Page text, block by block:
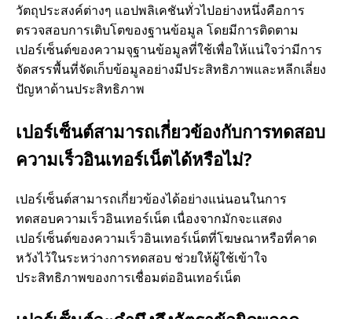
วัตถุประสงค์ต่างๆ แอปพลิเคชันทั่วไปอย่างหนึ่งคือการ
ตรวจสอบการเติบโตของฐานข้อมูล โดยมีการติดตาม
เปอร์เซ็นต์ของความจุฐานข้อมูลที่ใช้เพื่อให้แน่ใจว่ามีการ
จัดสรรพื้นที่จัดเก็บข้อมูลอย่างมีประสิทธิภาพและหลีกเลี่ยง
ปัญหาด้านประสิทธิภาพ
เปอร์เซ็นต์สามารถเกี่ยวข้องกับการทดสอบ
ความเร็วอินเทอร์เน็ตได้หรือไม่?
เปอร์เซ็นต์สามารถเกี่ยวข้องได้อย่างแน่นอนในการ
ทดสอบความเร็วอินเทอร์เน็ต เนื่องจากมักจะแสดง
เปอร์เซ็นต์ของความเร็วอินเทอร์เน็ตที่โฆษณาหรือที่คาด
หวังไว้ในระหว่างการทดสอบ ช่วยให้ผู้ใช้เข้าใจ
ประสิทธิภาพของการเชื่อมต่ออินเทอร์เน็ต